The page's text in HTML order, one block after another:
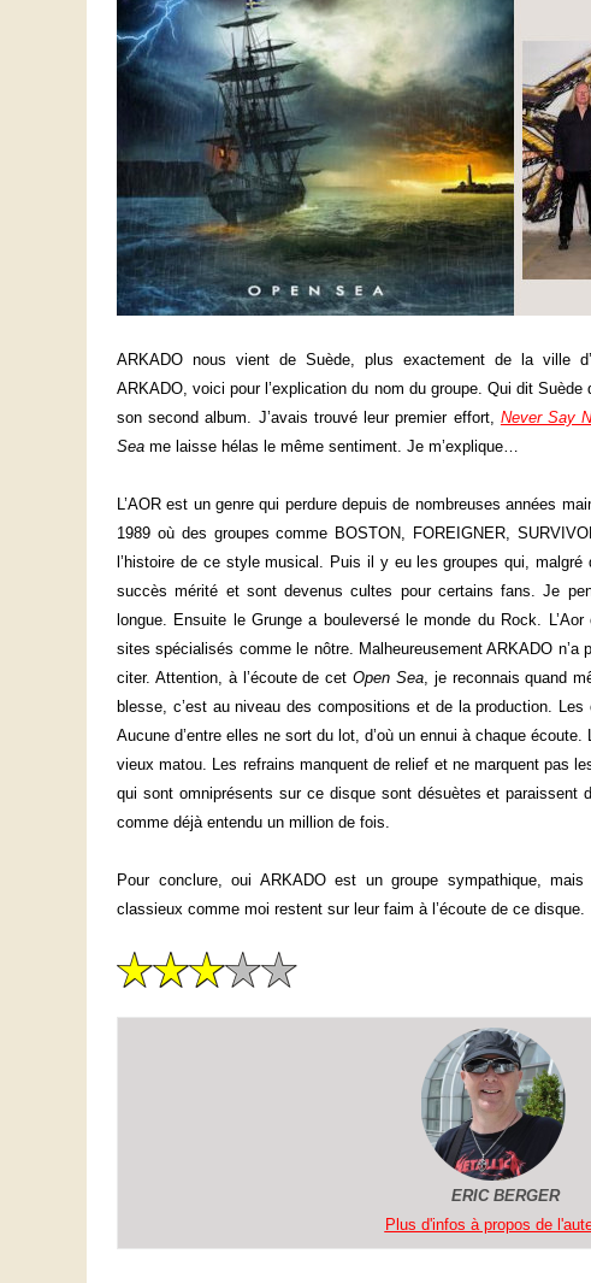
ARKADO nous vient de Suède, plus exactement de la ville
ARKADO, voici pour l’explication du nom du groupe. Qui dit
son second album. J’avais trouvé leur premier effort, Never Say
Sea me laisse hélas le même sentiment. Je m’explique…
L’AOR est un genre qui perdure depuis de nombreuses années
1989 où des groupes comme BOSTON, FOREIGNER,
l’histoire de ce style musical. Puis il y eu les groupes qui, malgré
succès mérité et sont devenus cultes pour certains fans. Je
longue. Ensuite le Grunge a bouleversé le monde du Rock.
sites spécialisés comme le nôtre. Malheureusement ARKADO
citer. Attention, à l’écoute de cet Open Sea, je reconnais quand
blesse, c’est au niveau des compositions et de la production.
Aucune d’entre elles ne sort du lot, d’où un ennui à chaque
vieux matou. Les refrains manquent de relief et ne marquent pas
qui sont omniprésents sur ce disque sont désuètes et paraissent
comme déjà entendu un million de fois.
Pour conclure, oui ARKADO est un groupe sympathique,
classieux comme moi restent sur leur faim à l’écoute de ce disque.
ERIC BERGER
Plus d'infos à propos de